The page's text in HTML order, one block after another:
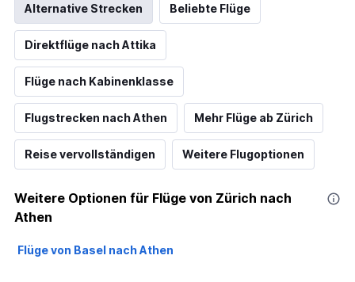
Alternative Strecken Beliebte Flüge
Direktflüge nach Attika
Flüge nach Kabinenklasse
Flugstrecken nach Athen Mehr Flüge ab Zürich
Reise vervollständigen Weitere Flugoptionen
Weitere Optionen für Flüge von Zürich nach
Athen
Flüge von Basel nach Athen